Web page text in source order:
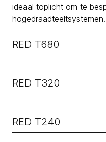
ideaal toplicht om te
hogedraadteeltsystemen.
RED T680
ideale oplossing voor
hoge lichtintensiteit
600W HPS. De RED
energiebesparing te
RED T320
installaties met een
beperkte beschikbare
RED T240